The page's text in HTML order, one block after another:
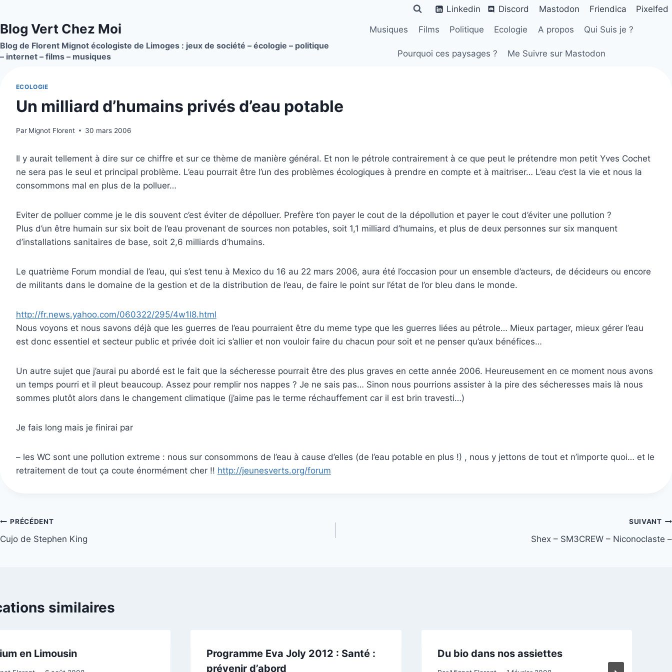
contenu
Linkedin Discord Mastodon Friendica Pixelfed
Blog Vert Chez Moi
Blog de Florent Mignot écologiste de Limoges : jeux de société – écologie – politique
– internet – films – musiques
Musiques Films Politique Ecologie A propos Qui Suis je ?
Pourquoi ces paysages ? Me Suivre sur Mastodon
ECOLOGIE
Un milliard d’humains privés d’eau potable
Par Mignot Florent 30 mars 2006
Il y aurait tellement à dire sur ce chiffre et sur ce thème de manière général. Et non le pétrole contrairement à ce que peut le prétendre mon petit Yves Cochet
ne sera pas le seul et principal problème. L’eau pourrait être l’un des problèmes écologiques à prendre en compte et à maitriser… L’eau c’est la vie et nous la
consommons mal en plus de la polluer…
Eviter de polluer comme je le dis souvent c’est éviter de dépolluer. Prefère t’on payer le cout de la dépollution et payer le cout d’éviter une pollution ?
Plus d’un être humain sur six boit de l’eau provenant de sources non potables, soit 1,1 milliard d’humains, et plus de deux personnes sur six manquent
d’installations sanitaires de base, soit 2,6 milliards d’humains.
Le quatrième Forum mondial de l’eau, qui s’est tenu à Mexico du 16 au 22 mars 2006, aura été l’occasion pour un ensemble d’acteurs, de décideurs ou encore
de militants dans le domaine de la gestion et de la distribution de l’eau, de faire le point sur l’état de l’or bleu dans le monde.
http://fr.news.yahoo.com/060322/295/4w1l8.html
Nous voyons et nous savons déjà que les guerres de l’eau pourraient être du meme type que les guerres liées au pétrole… Mieux partager, mieux gérer l’eau
est donc essentiel et secteur public et privée doit ici s’allier et non vouloir faire du chacun pour soit et ne penser qu’aux bénéfices…
Un autre sujet que j’aurai pu abordé est le fait que la sécheresse pourrait être des plus graves en cette année 2006. Heureusement en ce moment nous avons
un temps pourri et il pleut beaucoup. Assez pour remplir nos nappes ? Je ne sais pas… Sinon nous pourrions assister à la pire des sécheresses mais là nous
sommes plutôt alors dans le changement climatique (j’aime pas le terme réchauffement car il est brin travesti…)
Je fais long mais je finirai par
– les WC sont une pollution extreme : nous sur consommons de l’eau à cause d’elles (de l’eau potable en plus !) , nous y jettons de tout et n’importe quoi… et le
retraitement de tout ça coute énormément cher !! http://jeunesverts.org/forum
Navigation
de
PRÉCÉDENT
Cujo de Stephen King
SUIVANT
Shex – SM3CREW – Niconoclaste –
similaires
en Limousin
Programme Eva Joly 2012 : Santé :
prévenir d’abord
Du bio dans nos assiettes